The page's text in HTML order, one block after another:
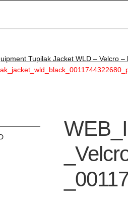
Tupilak Jacket WLD – Velcro –